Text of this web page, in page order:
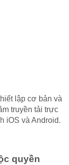
lập cơ bản và
truyền tải trực
iOS và Android.
quyền